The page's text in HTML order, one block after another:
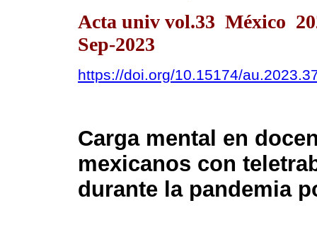
Acta univ vol.33 México
Sep-2023
https://doi.org/10.15174/
Carga mental en
mexicanos con
durante la pandemia